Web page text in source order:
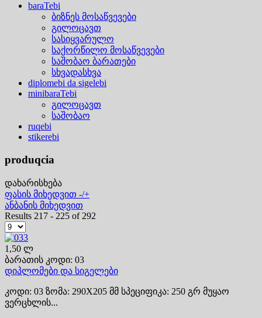
baraTebi
ბიზნეს მოსაწვევები
გილოცავთ
სასიყვარულო
საქორწილო მოსაწვევები
საშობაო ბარათები
სხვადასხვა
diplomebi da sigelebi
minibaraTebi
გილოცავთ
საშობაო
ruqebi
stikerebi
produqcia
დახარისხება
ფასის მიხედვით -/+
ანბანის მიხედვით
Results 217 - 225 of 292
1,50 ლ
ბარათის კოდი: 03
დიპლომები და სიგელები
კოდი: 03 ზომა: 290X205 მმ სპეციფიკა: 250 გრ მუყაო
ვერცხლის...